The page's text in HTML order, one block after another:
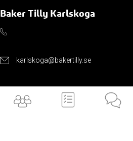
Baker Tilly Karlskoga
karlskoga@bakertilly.se